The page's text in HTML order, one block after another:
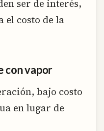
ser de interés,
el costo de la
con vapor
bajo costo
en lugar de